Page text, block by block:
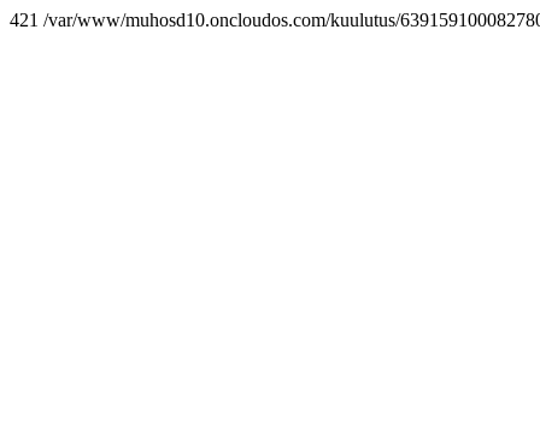
421 /var/www/muhosd10.oncloudos.com/kuulutus/